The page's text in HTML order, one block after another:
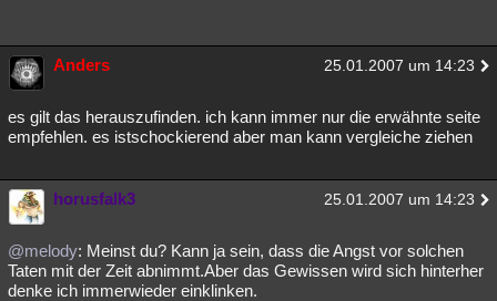
Anders 25.01.2007 um 14:23
es gilt das herauszufinden. ich kann immer nur die erwähnte seite
empfehlen. es istschockierend aber man kann vergleiche ziehen
horusfalk3 25.01.2007 um 14:23
@melody: Meinst du? Kann ja sein, dass die Angst vor solchen
Taten mit der Zeit abnimmt.Aber das Gewissen wird sich hinterher
denke ich immerwieder einklinken.